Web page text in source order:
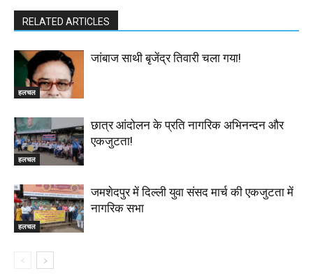
RELATED ARTICLES
हलचल
जांबाज साथी बृजेंद्र तिवारी चला गया!
हलचल
छात्र आंदोलन के प्रति नागरिक अभिनन्दन और
एकजुटता!
हलचल
जमशेदपुर में दिल्ली युवा संसद मार्च की एकजुटता में
नागरिक सभा